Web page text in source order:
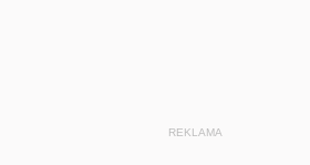
REKLAMA